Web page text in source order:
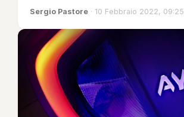
Sergio Pastore · 10 Febbraio 2022, 09:25